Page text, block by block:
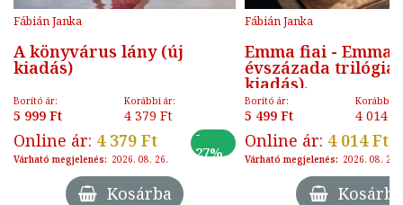
Fábián Janka
A könyvárus lány (új
kiadás)
Borító ár:
5 999 Ft
Korábbi ár:
4 379 Ft
Online ár: 4 379 Ft
-
27%
Várható megjelenés: 2026. 08. 26.
Kosárba
Fábián Janka
Emma fiai - Emma
évszázada trilógia
kiadás).
Borító ár:
5 499 Ft
Korábbi
4 014 Ft
Online ár: 4 014 Ft
Várható megjelenés: 2026. 08. 26.
Kosárba